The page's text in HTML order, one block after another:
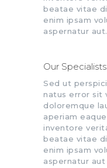
beatae vitae
enim ipsam
aspernatur aut.
Our Specialists:
Sed ut
natus error sit
doloremque
aperiam
inventore
beatae vitae
enim ipsam
aspernatur